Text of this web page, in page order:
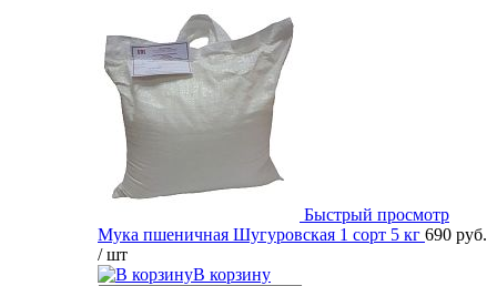
Быстрый просмотр
Мука пшеничная Шугуровская 1 сорт 5 кг 690 руб.
/ шт
В корзину